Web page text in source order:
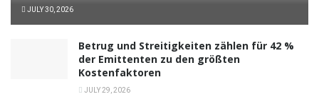
JULY 30, 2026
Betrug und Streitigkeiten zählen für 42 %
der Emittenten zu den größten
Kostenfaktoren
JULY 29, 2026